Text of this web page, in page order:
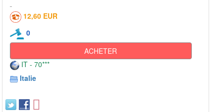
12,60 EUR
0
ACHETER
IT - 70***
Italie